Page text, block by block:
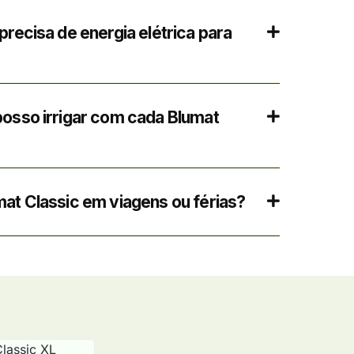
de energia elétrica para
irrigar com cada Blumat
Classic em viagens ou férias?